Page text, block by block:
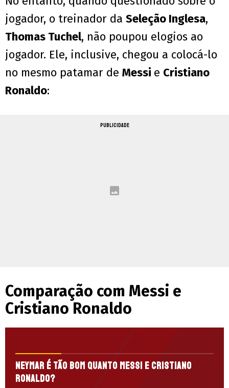
jogador, o treinador da Seleção Inglesa,
Thomas Tuchel, não poupou elogios ao
jogador. Ele, inclusive, chegou a colocá-lo
no mesmo patamar de Messi e Cristiano
Ronaldo:
PUBLICIDADE
Comparação com Messi e
Cristiano Ronaldo
Neymar é tão bom quanto Messi e Cristiano
Ronaldo?